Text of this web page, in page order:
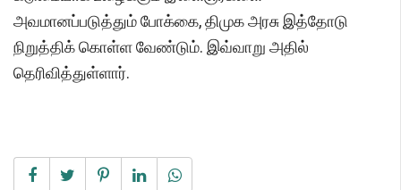
அவமானப்படுத்தும் போக்கை, திமுக அரசு இத்தோடு
நிறுத்திக் கொள்ள வேண்டும். இவ்வாறு அதில்
தெரிவித்துள்ளார்.